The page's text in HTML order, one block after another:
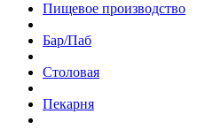
Пищевое производство
Бар/Паб
Столовая
Пекарня